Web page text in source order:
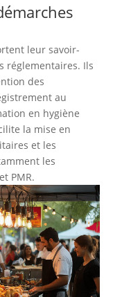
leur savoir-
réglementaires. Ils
des
au
en hygiène
la mise en
et les
les
PMR.